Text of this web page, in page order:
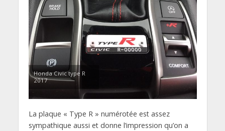
Honda Civic type R
2017
La plaque « Type R » numérotée est assez
sympathique aussi et donne l’impression qu’on a